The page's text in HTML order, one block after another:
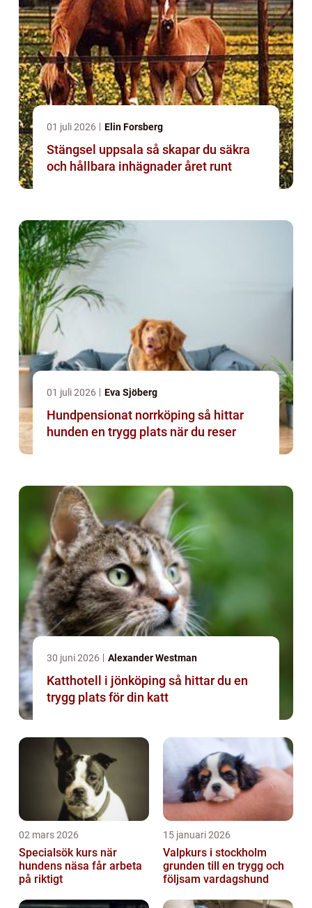
01 juli 2026 Elin Forsberg
Stängsel uppsala så skapar du säkra
och hållbara inhägnader året runt
01 juli 2026 Eva Sjöberg
Hundpensionat norrköping så hittar
hunden en trygg plats när du reser
30 juni 2026 Alexander Westman
Katthotell i jönköping så hittar du en
trygg plats för din katt
02 mars 2026
Specialsök kurs när
hundens näsa får arbeta
på riktigt
15 januari 2026
Valpkurs i stockholm
grunden till en trygg och
följsam vardagshund